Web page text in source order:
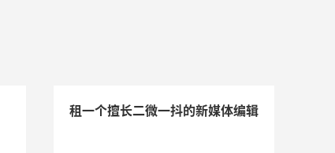
租一个擅长二微一抖的新媒体编辑